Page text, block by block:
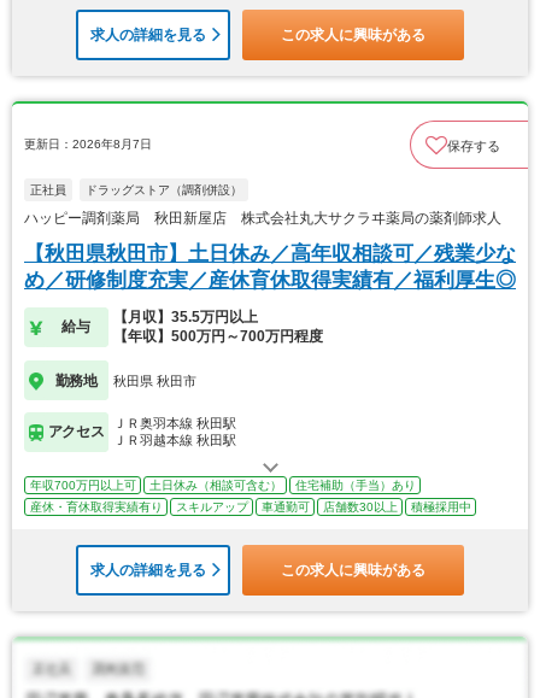
求人の詳細を見る この求人に興味がある
更新日：2026年8月7日 保存する
正社員 ドラッグストア（調剤併設）
ハッピー調剤薬局 秋田新屋店 株式会社丸大サクラヰ薬局の薬剤師求人
【秋田県秋田市】土日休み／高年収相談可／残業少な
め／研修制度充実／産休育休取得実績有／福利厚生◎
給与
【月収】35.5万円以上
【年収】500万円～700万円程度
勤務地 秋田県 秋田市
アクセス
ＪＲ奥羽本線 秋田駅
ＪＲ羽越本線 秋田駅
年収700万円以上可 土日休み（相談可含む）
住宅補助（手当）あり
産休・育休取得実績有り
スキルアップ 車通勤可 店舗数30以上 積極採用中
求人の詳細を見る この求人に興味がある